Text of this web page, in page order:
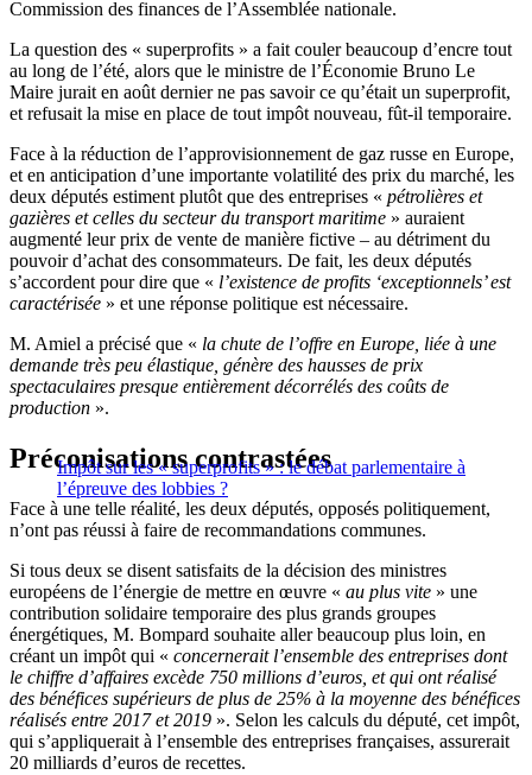
Commission des finances de l’Assemblée nationale.
La question des « superprofits » a fait couler beaucoup d’encre tout
au long de l’été, alors que le ministre de l’Économie Bruno Le
Maire jurait en août dernier ne pas savoir ce qu’était un superprofit,
et refusait la mise en place de tout impôt nouveau, fût-il temporaire.
Face à la réduction de l’approvisionnement de gaz russe en Europe,
et en anticipation d’une importante volatilité des prix du marché, les
deux députés estiment plutôt que des entreprises « pétrolières et
gazières et celles du secteur du transport maritime » auraient
augmenté leur prix de vente de manière fictive – au détriment du
pouvoir d’achat des consommateurs. De fait, les deux députés
s’accordent pour dire que « l’existence de profits ‘exceptionnels’ est
caractérisée » et une réponse politique est nécessaire.
M. Amiel a précisé que « la chute de l’offre en Europe, liée à une
demande très peu élastique, génère des hausses de prix
spectaculaires presque entièrement décorrélés des coûts de
production ».
Impôt sur les « superprofits » : le débat parlementaire à
l’épreuve des lobbies ?
Préconisations contrastées
Face à une telle réalité, les deux députés, opposés politiquement,
n’ont pas réussi à faire de recommandations communes.
Si tous deux se disent satisfaits de la décision des ministres
européens de l’énergie de mettre en œuvre « au plus vite » une
contribution solidaire temporaire des plus grands groupes
énergétiques, M. Bompard souhaite aller beaucoup plus loin, en
créant un impôt qui « concernerait l’ensemble des entreprises dont
le chiffre d’affaires excède 750 millions d’euros, et qui ont réalisé
des bénéfices supérieurs de plus de 25% à la moyenne des bénéfices
réalisés entre 2017 et 2019 ». Selon les calculs du député, cet impôt,
qui s’appliquerait à l’ensemble des entreprises françaises, assurerait
20 milliards d’euros de recettes.